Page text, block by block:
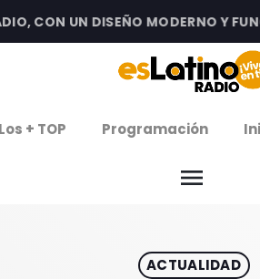
CON UN DISEÑO MODERNO Y
Los + TOP Programación
menu
ACTUALIDAD